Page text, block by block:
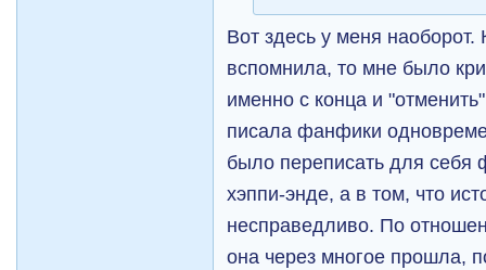
Вот здесь у меня наоборот.
вспомнила, то мне было
именно с конца и
писала фанфики
было переписать для
хэппи-энде, а в том, что
несправедливо. По
она через многое прошла,